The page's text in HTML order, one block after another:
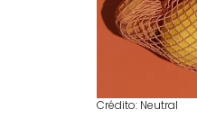
Crédito: Neutral